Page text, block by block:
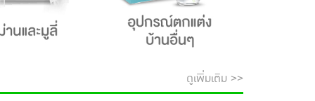
ดูเพิ่มเติม >>